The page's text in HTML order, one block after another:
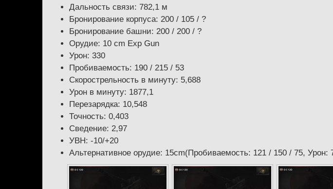
Дальность связи: 782,1 м
Бронирование корпуса: 200 / 105 / ?
Бронирование башни: 200 / 200 / ?
Орудие: 10 cm Exp Gun
Урон: 330
Пробиваемость: 190 / 215 / 53
Скорострельность в минуту: 5,688
Урон в минуту: 1877,1
Перезарядка: 10,548
Точность: 0,403
Сведение: 2,97
УВН: -10/+20
Альтернативное орудие: 15cm(Пробиваемость: 121 / 150 / 75, Урон: